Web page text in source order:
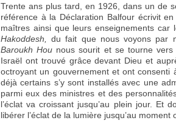
Trente ans plus tard, en 1926, dans un de
référence à la Déclaration Balfour écrivit
maîtres ainsi que leurs enseignements
Hakoddesh,
du fait que nous voyons par
Baroukh Hou nous sourit et se tourne vers
Israël ont trouvé grâce devant Dieu et
octroyant un gouvernement et ont
déjà certains s’y sont installés avec une
parmi eux des ministres et des
l’éclat va croissant jusqu’au plein jour. Et
libérer l’éclat de la lumière jusqu’au